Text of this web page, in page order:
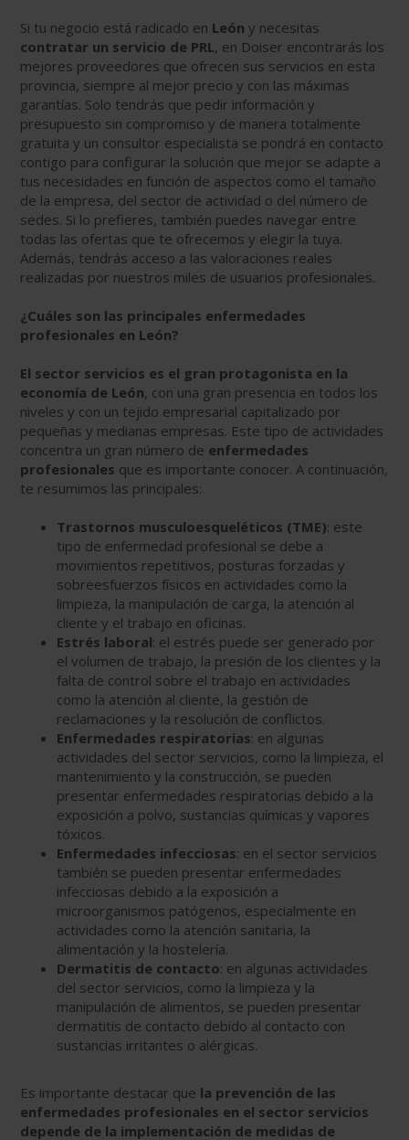
Si tu negocio está radicado en León y necesitas
contratar un servicio de PRL, en Doiser encontrarás los
mejores proveedores que ofrecen sus servicios en esta
provincia, siempre al mejor precio y con las máximas
garantías. Solo tendrás que pedir información y
presupuesto sin compromiso y de manera totalmente
gratuita y un consultor especialista se pondrá en contacto
contigo para configurar la solución que mejor se adapte a
tus necesidades en función de aspectos como el tamaño
de la empresa, del sector de actividad o del número de
sedes. Si lo prefieres, también puedes navegar entre
todas las ofertas que te ofrecemos y elegir la tuya.
Además, tendrás acceso a las valoraciones reales
realizadas por nuestros miles de usuarios profesionales.
¿Cuáles son las principales enfermedades
profesionales en León?
El sector servicios es el gran protagonista en la
economía de León, con una gran presencia en todos los
niveles y con un tejido empresarial capitalizado por
pequeñas y medianas empresas. Este tipo de actividades
concentra un gran número de enfermedades
profesionales que es importante conocer. A continuación,
te resumimos las principales:
Trastornos musculoesqueléticos (TME): este
tipo de enfermedad profesional se debe a
movimientos repetitivos, posturas forzadas y
sobreesfuerzos físicos en actividades como la
limpieza, la manipulación de carga, la atención al
cliente y el trabajo en oficinas.
Estrés laboral: el estrés puede ser generado por
el volumen de trabajo, la presión de los clientes y la
falta de control sobre el trabajo en actividades
como la atención al cliente, la gestión de
reclamaciones y la resolución de conflictos.
Enfermedades respiratorias: en algunas
actividades del sector servicios, como la limpieza, el
mantenimiento y la construcción, se pueden
presentar enfermedades respiratorias debido a la
exposición a polvo, sustancias químicas y vapores
tóxicos.
Enfermedades infecciosas: en el sector servicios
también se pueden presentar enfermedades
infecciosas debido a la exposición a
microorganismos patógenos, especialmente en
actividades como la atención sanitaria, la
alimentación y la hostelería.
Dermatitis de contacto: en algunas actividades
del sector servicios, como la limpieza y la
manipulación de alimentos, se pueden presentar
dermatitis de contacto debido al contacto con
sustancias irritantes o alérgicas.
Es importante destacar que la prevención de las
enfermedades profesionales en el sector servicios
depende de la implementación de medidas de